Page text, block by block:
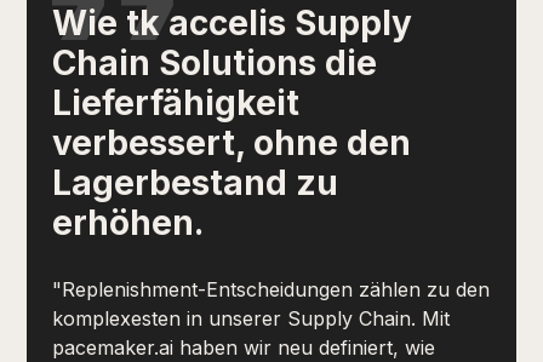
Wie tk accelis Supply
Chain Solutions die
Lieferfähigkeit
verbessert, ohne den
Lagerbestand zu
erhöhen.
"Replenishment-Entscheidungen zählen zu den
komplexesten in unserer Supply Chain. Mit
pacemaker.ai haben wir neu definiert, wie